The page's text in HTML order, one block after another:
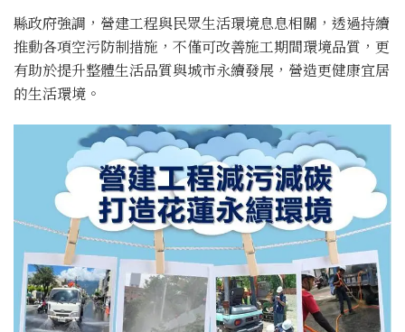
縣政府強調，營建工程與民眾生活環境息息相關，透過持續
推動各項空污防制措施，不僅可改善施工期間環境品質，更
有助於提升整體生活品質與城市永續發展，營造更健康宜居
的生活環境。